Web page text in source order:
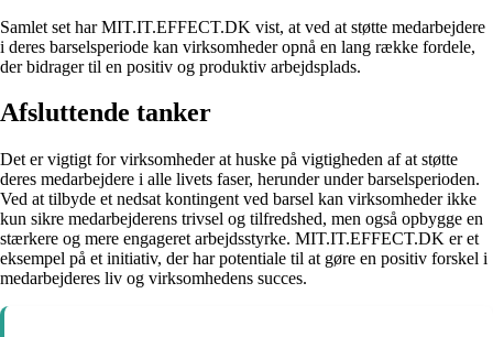
Samlet set har MIT.IT.EFFECT.DK vist, at ved at støtte medarbejdere
i deres barselsperiode kan virksomheder opnå en lang række fordele,
der bidrager til en positiv og produktiv arbejdsplads.
Afsluttende tanker
Det er vigtigt for virksomheder at huske på vigtigheden af at støtte
deres medarbejdere i alle livets faser, herunder under barselsperioden.
Ved at tilbyde et nedsat kontingent ved barsel kan virksomheder ikke
kun sikre medarbejderens trivsel og tilfredshed, men også opbygge en
stærkere og mere engageret arbejdsstyrke. MIT.IT.EFFECT.DK er et
eksempel på et initiativ, der har potentiale til at gøre en positiv forskel i
medarbejderes liv og virksomhedens succes.